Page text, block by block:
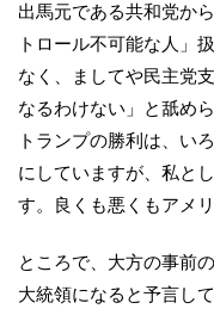
出馬元である共和党か
トロール不可能な人」
なく、ましてや民主党
なるわけない」と舐め
トランプの勝利は、い
にしていますが、私と
す。良くも悪くもアメ
ところで、大方の事前
大統領になると予言し